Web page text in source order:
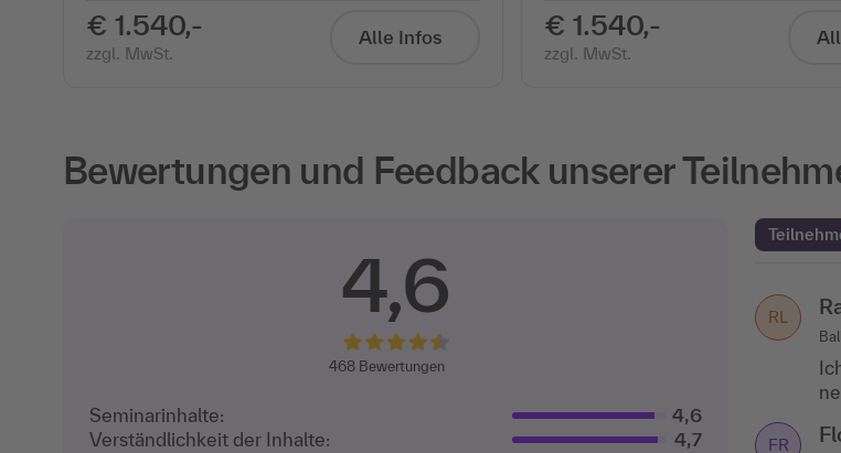
€ 1.540,-
zzgl. MwSt.
Alle Infos € 1.540,-
zzgl. MwSt.
Bewertungen und Feedback unserer
4,6
468 Bewertungen
Seminarinhalte:
4,6
Verständlichkeit der Inhalte:
4,7
RL
FR
KG